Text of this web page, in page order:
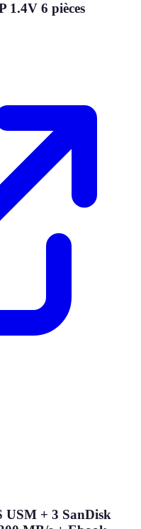
1.4V 6 pièces
USM + 3 SanDisk